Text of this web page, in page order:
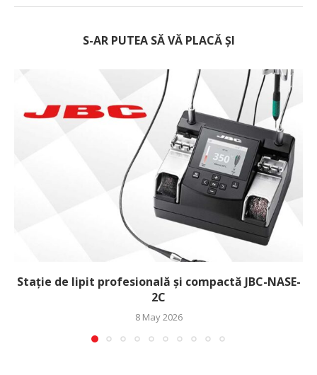
S-AR PUTEA SĂ VĂ PLACĂ ȘI
Stație de lipit profesională și compactă JBC-NASE-
2C
8 May 2026